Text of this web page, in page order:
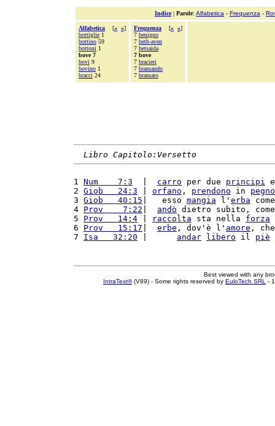
Indice| Parole: Alfabetica - Frequenza -
Alfabetica [« »]
bottiglie 1
bottino 59
bottoni 1
bove 7
bovi 9
bovino 1
bracci 24
Frequenza [« »]
7 benigno
7 beth-aven
7 betsaida
7 bove
7 bracieri
7 bramando
7 bramato
Libro Capitolo:Versetto
1 Num    7:3 carro per due principi
2 Giob   24:3 orfano , prendono in pegno
3 Giob   40:15 |   esso mangia l' erba
4 Prov    7:22 andò dietro subito,
5 Prov   14:4 raccolta sta nella forza
6 Prov   15:17 erbe , dov'è l' amore ,
7 Isa   32:20 andar libero il piè
Best viewed with any
IntraText®(V89) - Some rights reserved by EuloTech SRL -